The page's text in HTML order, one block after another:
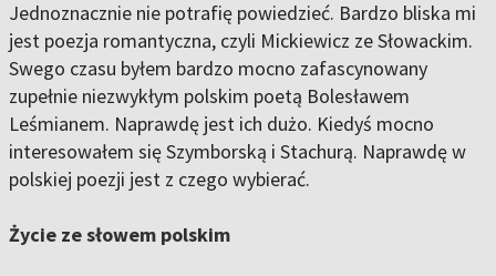
Jednoznacznie nie potrafię powiedzieć. Bardzo bliska mi
jest poezja romantyczna, czyli Mickiewicz ze Słowackim.
Swego czasu byłem bardzo mocno zafascynowany
zupełnie niezwykłym polskim poetą Bolesławem
Leśmianem. Naprawdę jest ich dużo. Kiedyś mocno
interesowałem się Szymborską i Stachurą. Naprawdę w
polskiej poezji jest z czego wybierać.
Życie ze słowem polskim